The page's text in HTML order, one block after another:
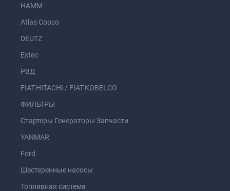
HAMM
Atlas Copco
DEUTZ
Extec
РВД
FIAT-HITACHI / FIAT-KOBELCO
ФИЛЬТРЫ
Стартеры Генераторы Запчасти
YANMAR
Ford
Шестеренные насосы
Топливная система